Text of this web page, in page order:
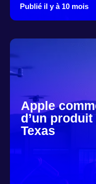
Publié il y à 10 mois
Apple
d’un
Texas